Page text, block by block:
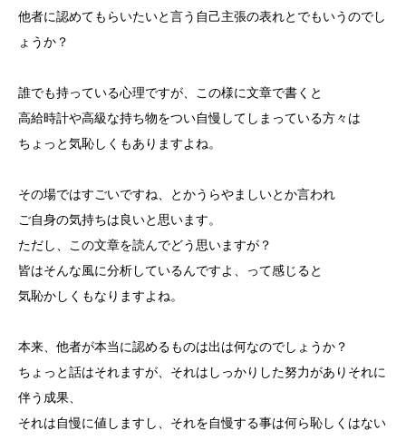
他者に認めてもらいたいと言う自己主張の表れとでもいうのでし
ょうか？
誰でも持っている心理ですが、この様に文章で書くと
高給時計や高級な持ち物をつい自慢してしまっている方々は
ちょっと気恥しくもありますよね。
その場ではすごいですね、とかうらやましいとか言われ
ご自身の気持ちは良いと思います。
ただし、この文章を読んでどう思いますが？
皆はそんな風に分析しているんですよ、って感じると
気恥かしくもなりますよね。
本来、他者が本当に認めるものは出は何なのでしょうか？
ちょっと話はそれますが、それはしっかりした努力がありそれに
伴う成果、
それは自慢に値しますし、それを自慢する事は何ら恥しくはない